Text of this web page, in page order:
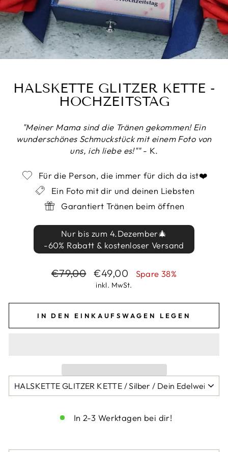
HALSKETTE GLITZER KETTE -
HOCHZEITSTAG
"Meiner Mama sind die Tränen gekommen! Ein
wunderschönes Schmuckstück mit einem Foto von
uns, ich liebe es!""- K.
Für die Person, die immer für dich da ist❤️
Ein Foto mit dir und deinen Liebsten
Garantiert Tränen beim öffnen
Nur bis zum 4.Dezember🎄
-60% Rabatt & kostenloser Versand
Normaler
€79,00 Sonderpreis
€49,00 Spare 38%
inkl. MwSt.
IN DEN EINKAUFSWAGEN LEGEN
In 2-3 Werktagen bei dir!